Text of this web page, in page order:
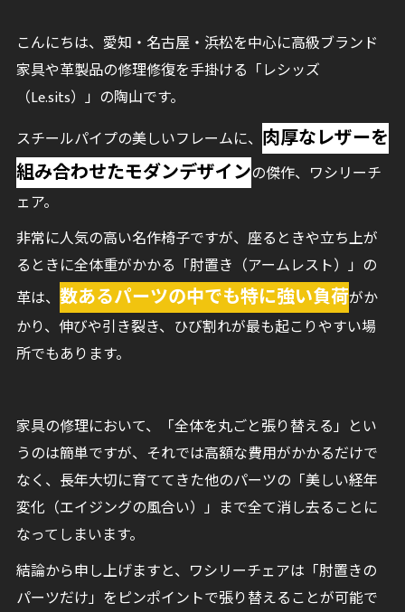
こんにちは、愛知・名古屋・浜松を中心に高級ブランド
家具や革製品の修理修復を手掛ける「レシッズ
（Le.sits）」の陶山です。
スチールパイプの美しいフレームに、 肉厚なレザーを
組み合わせたモダンデザインの傑作、ワシリーチ
ェア。
非常に人気の高い名作椅子ですが、座るときや立ち上が
るときに全体重がかかる「肘置き（アームレスト）」の
革は、 数あるパーツの中でも特に強い負荷がか
かり、伸びや引き裂き、ひび割れが最も起こりやすい場
所でもあります。
家具の修理において、「全体を丸ごと張り替える」とい
うのは簡単ですが、それでは高額な費用がかかるだけで
なく、長年大切に育ててきた他のパーツの「美しい経年
変化（エイジングの風合い）」まで全て消し去ることに
なってしまいます。
結論から申し上げますと、ワシリーチェアは「肘置きの
パーツだけ」をピンポイントで張り替えることが可能で